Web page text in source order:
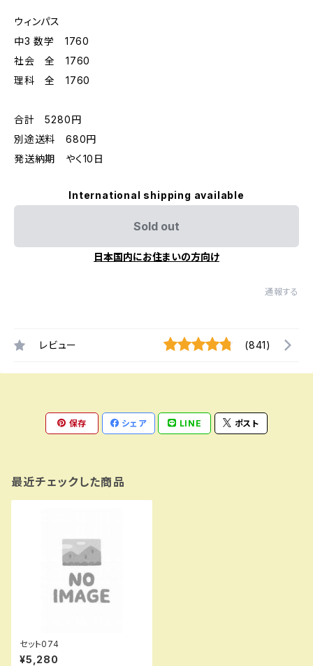
ウィンパス
中3 数学 1760
社会 全 1760
理科 全 1760
合計 5280円
別途送料 680円
発送納期 やく10日
International shipping available
Sold out
日本国内にお住まいの方向け
通報する
レビュー (841)
保存 シェア LINE ポスト
最近チェックした商品
セット074
¥5,280